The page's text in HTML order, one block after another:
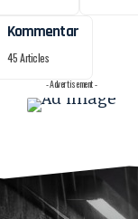
Kommentar
45 Articles
- Advertisement -